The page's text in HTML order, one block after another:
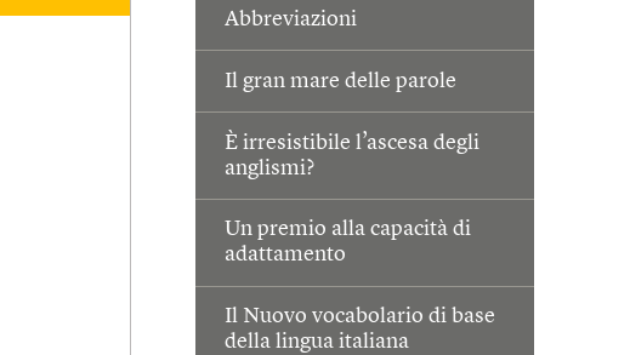
Abbreviazioni
Il gran mare delle parole
È irresistibile l’ascesa degli
anglismi?
Un premio alla capacità di
adattamento
Il Nuovo vocabolario di base
della lingua italiana